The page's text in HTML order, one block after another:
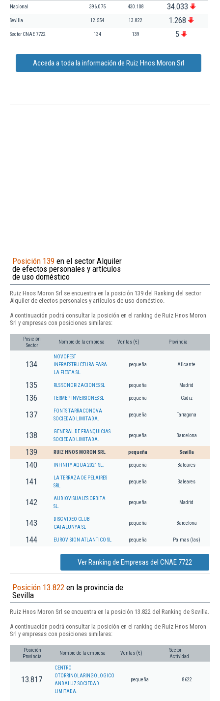
Nacional 396.075 430.108 34.033
Sevilla 12.554 13.822 1.268
Sector CNAE 7722 134 139 5
Acceda a toda la información de Ruiz Hnos Moron Srl
Posición 139 en el sector Alquiler
de efectos personales y artículos
de uso doméstico
Ruiz Hnos Moron Srl se encuentra en la posición 139 del Ranking del sector
Alquiler de efectos personales y artículos de uso doméstico.
A continuación podrá consultar la posición en el ranking de Ruiz Hnos Moron
Srl y empresas con posiciones similares:
Posición
Sector
Nombre de la empresa Ventas (€) Provincia
134
NOVOFEST
INFRAESTRUCTURA PARA
LA FIESTA SL.
pequeña Alicante
135 RLS SONORIZACIONES SL pequeña Madrid
136 FERMEP INVERSIONES SL pequeña Cádiz
137
FONTS TARRACONOVA
SOCIEDAD LIMITADA.
pequeña Tarragona
138
GENERAL DE FRANQUICIAS
SOCIEDAD LIMITADA.
pequeña Barcelona
139 RUIZ HNOS MORON SRL pequeña Sevilla
140 INFINITY AQUA 2021 SL. pequeña Baleares
141
LA TERRAZA DE PELAIRES
SRL
pequeña Baleares
142
AUDIOVISUALES ORBITA
SL.
pequeña Madrid
143
DISC VIDEO CLUB
CATALUNYA SL
pequeña Barcelona
144 EUROVISION ATLANTICO SL pequeña Palmas (las)
Ver Ranking de Empresas del CNAE 7722
Posición 13.822 en la provincia de
Sevilla
Ruiz Hnos Moron Srl se encuentra en la posición 13.822 del Ranking de Sevilla.
A continuación podrá consultar la posición en el ranking de Ruiz Hnos Moron
Srl y empresas con posiciones similares:
Posición
Provincia
Nombre de la empresa Ventas (€)
Sector
Actividad
13.817
CENTRO
OTORRINOLARINGOLOGICO
ANDALUZ SOCIEDAD
LIMITADA.
pequeña 8622